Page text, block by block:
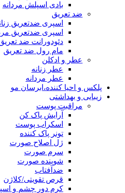
بادی اسپلش مردانه
ضد تعریق
اسپری ضدتعریق
اسپری ضدتعریق
دئودورانت ضد
مام رول ضد تعریق
عطر و ادکلن
عطر زنانه
عطر مردانه
پلکس و احیا کننده،ابرسان مو
زیبایی و بهداشتی
مراقبت پوست
آرایش پاک کن
اسکراب پوست
تونر پاک کننده
ژل اصلاح صورت
سرم صورت
شوینده صورت
ضدآفتاب
قرص تقویتی/کلاژن
کرم دور چشم و